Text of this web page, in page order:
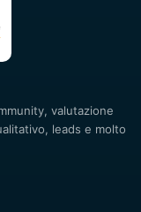
valutazione
leads e molto